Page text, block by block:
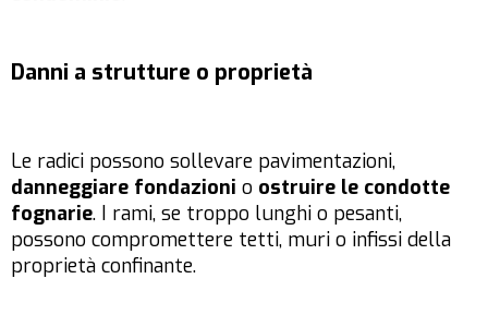
Danni a strutture o proprietà
Le radici possono sollevare pavimentazioni,
danneggiare fondazioni o ostruire le condotte
fognarie. I rami, se troppo lunghi o pesanti,
possono compromettere tetti, muri o infissi della
proprietà confinante.